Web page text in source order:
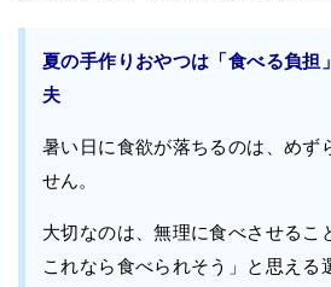
夏の手作りおやつは「食べる負担
夫
暑い日に食欲が落ちるのは、めず
せん。
大切なのは、無理に食べさせるこ
これなら食べられそう」と思える